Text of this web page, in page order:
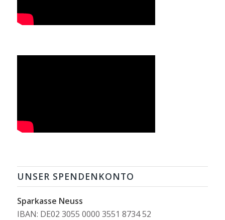
UNSER SPENDENKONTO
Sparkasse Neuss
IBAN: DE02 3055 0000 3551 8734 52